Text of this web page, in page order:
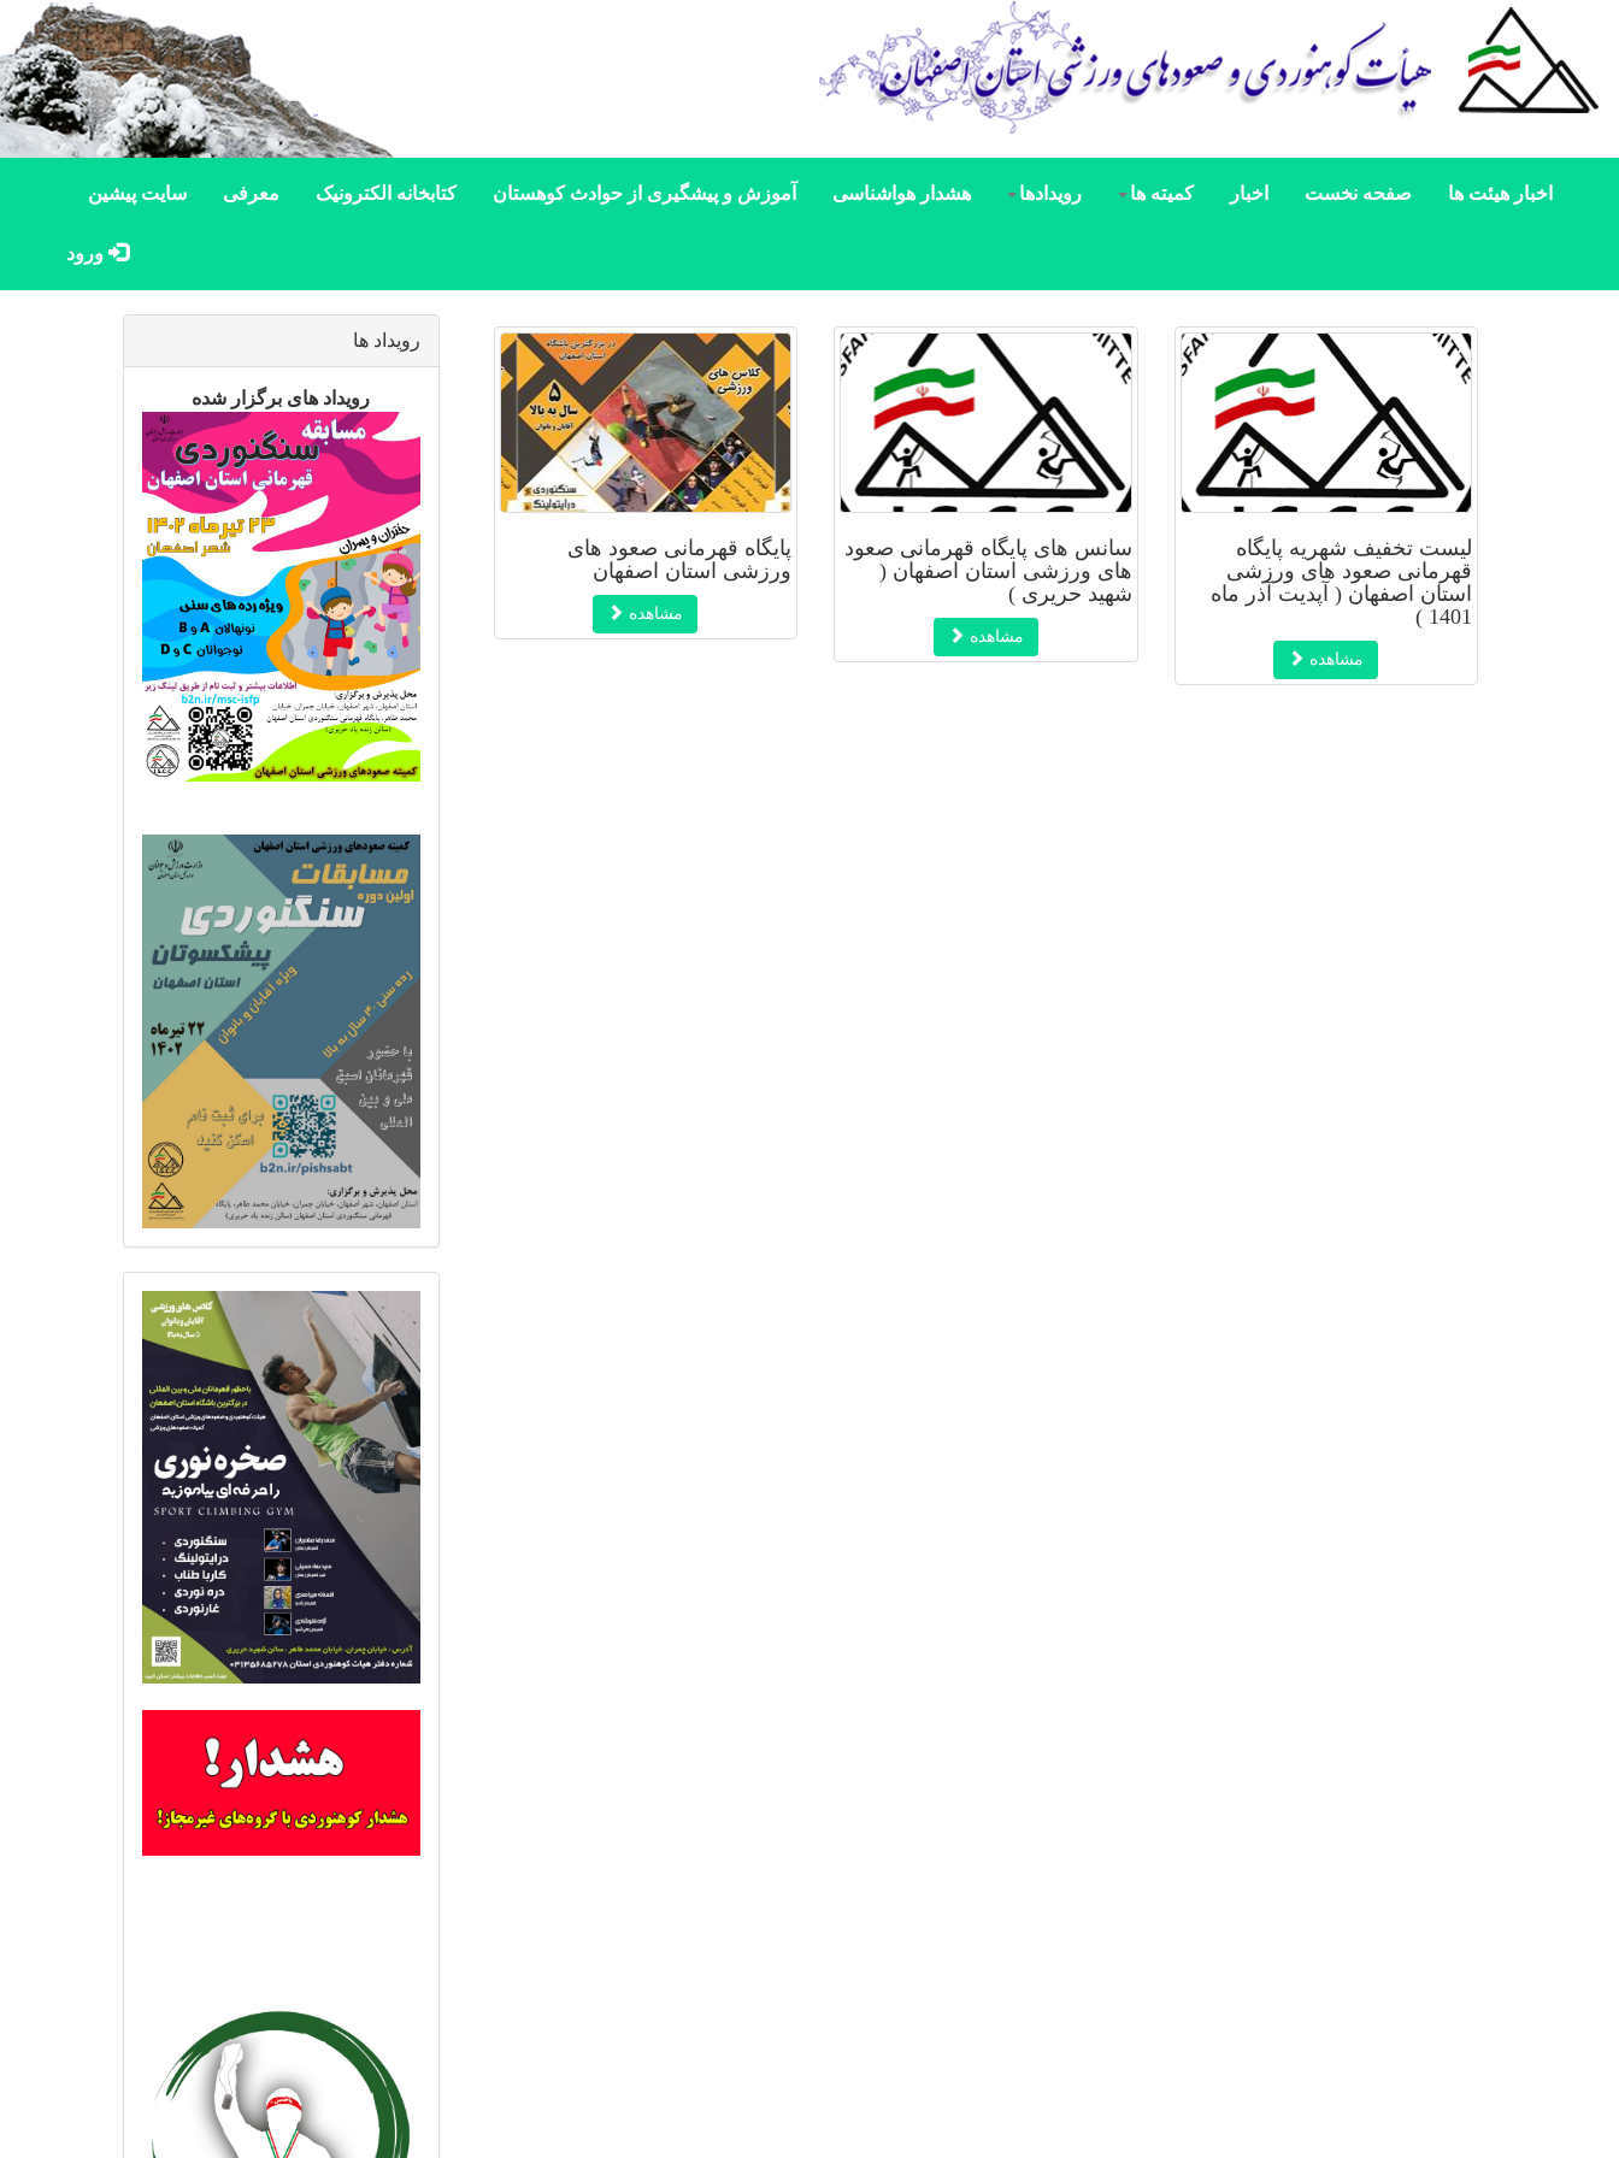
اخبار هیئت ها صفحه نخست اخبار کمیته ها رویدادها هشدار هواشناسی آموزش و پیشگیری از حوادث کوهستان کتابخانه الکترونیک معرفی سایت پیشین
ورود
لیست تخفیف شهریه پایگاه
قهرمانی صعود های ورزشی
استان اصفهان ( آپدیت آذر ماه
1401 )
مشاهده
سانس های پایگاه قهرمانی صعود
های ورزشی استان اصفهان (
شهید حریری )
مشاهده
پایگاه قهرمانی صعود های
ورزشی استان اصفهان
مشاهده
رویداد ها
رویداد های برگزار شده